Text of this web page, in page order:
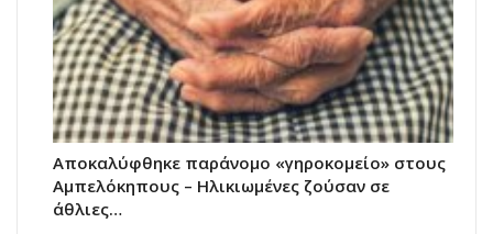
Αποκαλύφθηκε παράνομο «γηροκομείο» στους
Αμπελόκηπους – Ηλικιωμένες ζούσαν σε
άθλιες…